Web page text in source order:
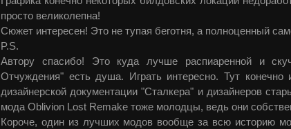
просто великолепна!
Сюжет интересен! Это не тупая беготня, а полноценный
P.S.
Автору спасибо! Это куда лучше распиаренной и
Отчуждения" есть душа. Играть интересно. Тут конечно
дизайнерской документации "Сталкера" и дизайнеров
мода Oblivion Lost Remake тоже молодцы, ведь они
Короче, один из лучших модов вообще за всю историю